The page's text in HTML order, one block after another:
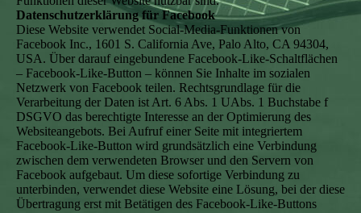
Datenschutzerklärung für Facebook
Diese Website verwendet Social-Media-Funktionen von
Facebook Inc., 1601 S. California Ave, Palo Alto, CA 94304,
USA. Über darauf eingebundene Facebook-Like-Schaltflächen
– Facebook-Like-Button – können Sie Inhalte im sozialen
Netzwerk von Facebook teilen. Rechtsgrundlage für die
Verarbeitung der Daten ist Art. 6 Abs. 1 UAbs. 1 Buchstabe f
DSGVO das berechtigte Interesse an der Optimierung des
Websiteangebots. Bei Aufruf einer Seite mit integriertem
Facebook-Like-Button wird grundsätzlich eine Verbindung
zwischen dem verwendeten Browser und den Servern von
Facebook aufgebaut. Um diese sofortige Verbindung zu
unterbinden, verwendet diese Website eine Lösung, bei der diese
Übertragung erst mit Betätigen des Facebook-Like-Buttons